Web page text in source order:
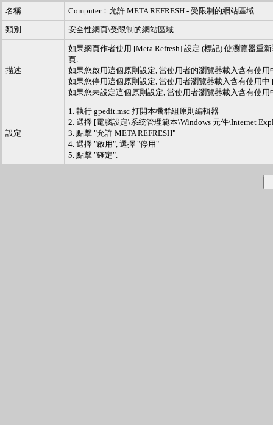
名稱 Computer：允許 META REFRESH - 受限制的網站區域
類別 安全性網頁\受限制的網站區域
描述
如果網頁作者使用 [Meta Refresh] 設定 (標記) 使瀏覽器重
頁.
如果您啟用這個原則設定, 當使用者的瀏覽器載入含有使
如果您停用這個原則設定, 當使用者瀏覽器載入含有使用
如果您未設定這個原則設定, 當使用者瀏覽器載入含有使
設定
1. 執行 gpedit.msc 打開本機群組原則編輯器
2. 選擇 [電腦設定\系統管理範本\Windows 元件\Internet
3. 點擊 "允許 META REFRESH"
4. 選擇 "啟用", 選擇 "停用"
5. 點擊 "確定".